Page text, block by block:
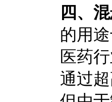
四、
的用
医药
通过